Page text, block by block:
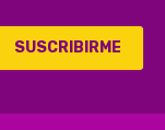
SUSCRIBIRME